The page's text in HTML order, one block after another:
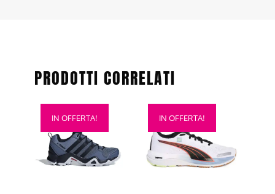
PRODOTTI CORRELATI
IN OFFERTA!
Questo
prodotto
varianti.
IN OFFERTA!
Questo
prodotto
ha
più
varianti.